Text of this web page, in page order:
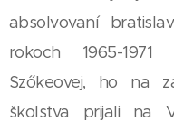
absolvovaní
rokoch 1965-
Szőkeovej, ho na
školstva prijali na